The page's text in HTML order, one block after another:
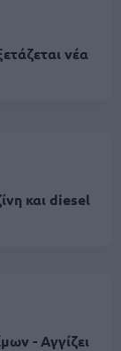
νέα
και diesel
- Αγγίζει